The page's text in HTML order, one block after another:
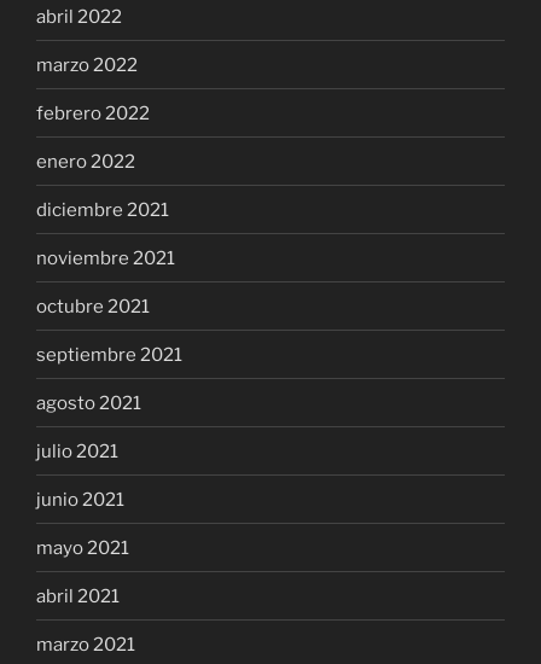
abril 2022
marzo 2022
febrero 2022
enero 2022
diciembre 2021
noviembre 2021
octubre 2021
septiembre 2021
agosto 2021
julio 2021
junio 2021
mayo 2021
abril 2021
marzo 2021